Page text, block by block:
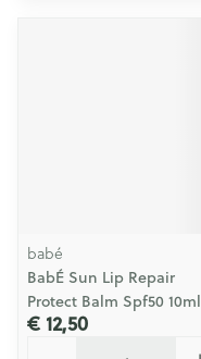
babé
BabÉ Sun Lip Repair
Protect Balm Spf50 10ml
€ 12,50